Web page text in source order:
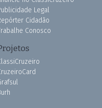
Legal
Cidadão
Conosco